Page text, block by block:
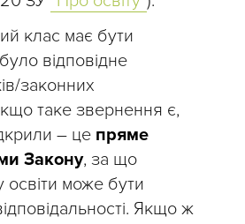
клас має бути
відповідне
законних
таке звернення є,
– це пряме
Закону, за що
освіти може бути
Якщо ж